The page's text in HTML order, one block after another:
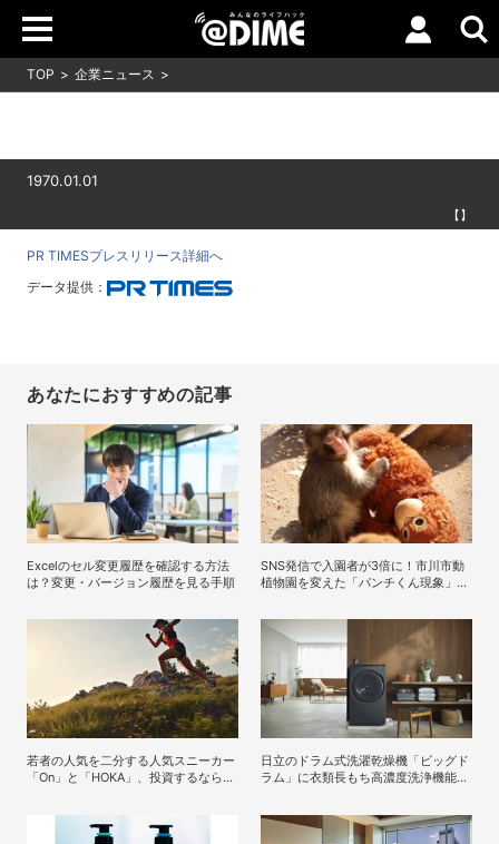
TOP 企業ニュース
1970.01.01
【】
PR TIMESプレスリリース詳細へ
データ提供：
あなたにおすすめの記事
Excelのセル変更履歴を確認する方法
は？変更・バージョン履歴を見る手順
SNS発信で入園者が3倍に！市川市動
植物園を変えた「パンチくん現象」の
若者の人気を二分する人気スニーカー
「On」と「HOKA」、投資するならど
日立のドラム式洗濯乾燥機「ビッグド
ラム」に衣類長もち高濃度洗浄機能を